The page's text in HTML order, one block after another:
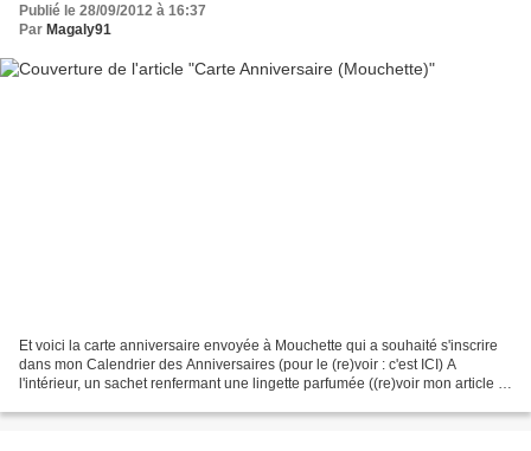
Publié le 28/09/2012 à 16:37
Par Magaly91
Et voici la carte anniversaire envoyée à Mouchette qui a souhaité s'inscrire
dans mon Calendrier des Anniversaires (pour le (re)voir : c'est ICI) A
l'intérieur, un sachet renfermant une lingette parfumée ((re)voir mon article à